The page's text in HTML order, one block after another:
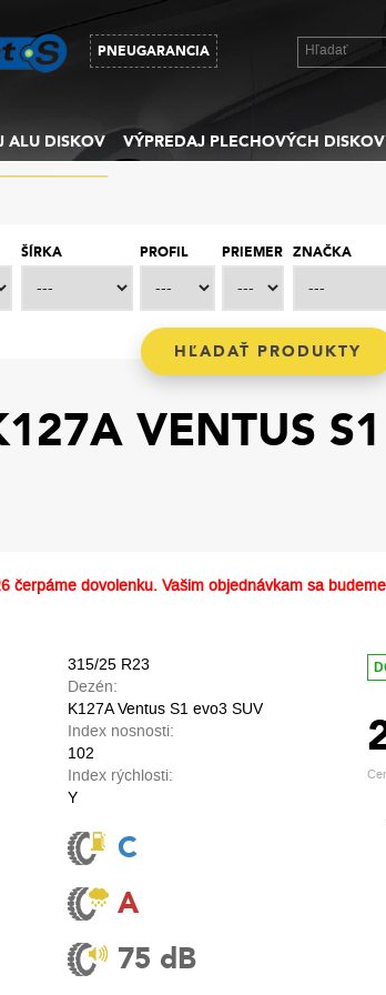
PNEUGARANCIA
ALU DISKOV VÝPREDAJ PLECHOVÝCH DISKOV
ŠÍRKA PROFIL PRIEMER ZNAČKA
VENTUS
čerpáme dovolenku. Vašim objednávkam sa
315/25 R23
Dezén:
K127A Ventus S1 evo3 SUV
Index nosnosti:
102
Index rýchlosti:
Y
C
A
75 dB